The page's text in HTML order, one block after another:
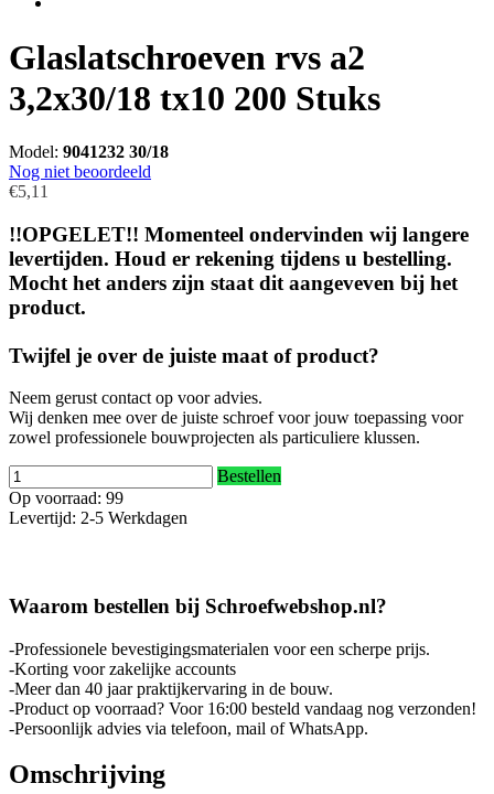
Glaslatschroeven rvs a2
3,2x30/18 tx10 200 Stuks
Model: 9041232 30/18
Nog niet beoordeeld
€5,11
!!OPGELET!! Momenteel ondervinden wij langere
levertijden. Houd er rekening tijdens u bestelling.
Mocht het anders zijn staat dit aangeveven bij het
product.
Twijfel je over de juiste maat of product?
Neem gerust contact op voor advies.
Wij denken mee over de juiste schroef voor jouw toepassing voor
zowel professionele bouwprojecten als particuliere klussen.
Bestellen
Op voorraad: 99
Levertijd: 2-5 Werkdagen
Waarom bestellen bij Schroefwebshop.nl?
-Professionele bevestigingsmaterialen voor een scherpe prijs.
-Korting voor zakelijke accounts
-Meer dan 40 jaar praktijkervaring in de bouw.
-Product op voorraad? Voor 16:00 besteld vandaag nog verzonden!
-Persoonlijk advies via telefoon, mail of WhatsApp.
Omschrijving